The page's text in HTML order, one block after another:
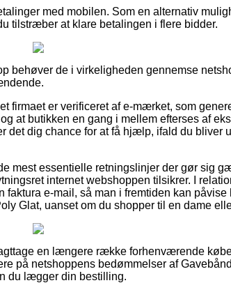
med mobilen. Som en alternativ
tilstræber at klare betalingen i flere bidder.
behøver de i virkeligheden gennemse
firmaet er verificeret af e-mærket, som
at butikken en gang i mellem efterses af
det dig chance for at få hjælp, ifald du bliver
mest essentielle retningslinjer der gør sig
internet webshoppen tilsikrer. I
e-mail, så man i fremtiden kan påvise
Glat, uanset om du shopper til en dame
en længere række forhenværende
på netshoppens bedømmelser af
du lægger din bestilling.